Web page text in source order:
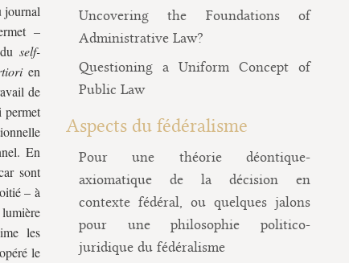
journal
–
self-
en
de
permet
En
sont
– à
les
le
Uncovering the Foundations of
Administrative Law?
Questioning a Uniform Concept of
Public Law
Aspects du fédéralisme
Pour une théorie déontique-
axiomatique de la décision en
contexte fédéral, ou quelques jalons
pour une philosophie politico-
juridique du fédéralisme